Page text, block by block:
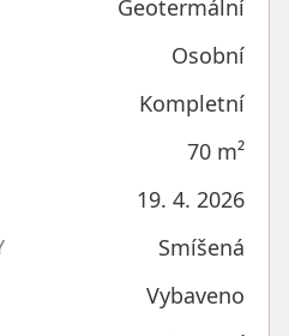
Geotermální
Osobní
Kompletní
70 m²
19. 4. 2026
Smíšená
Vybaveno